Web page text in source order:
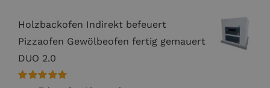
Holzbackofen Indirekt befeuert
Pizzaofen Gewölbeofen fertig gemauert
DUO 2.0